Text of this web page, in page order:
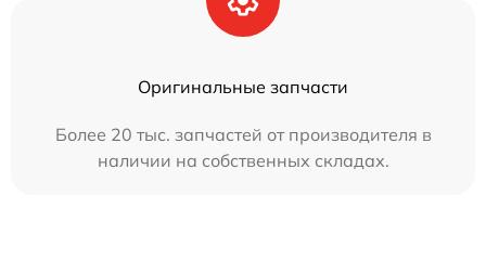
Оригинальные запчасти
Более 20 тыс. запчастей от производителя в
наличии на собственных складах.